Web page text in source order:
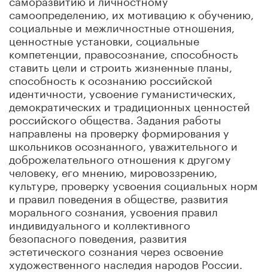
самоопределению, их мотивацию к обучению,
социальные и межличностные отношения,
ценностные установки, социальные
компетенции, правосознание, способность
ставить цели и строить жизненные планы,
способность к осознанию российской
идентичности, усвоение гуманистических,
демократических и традиционных ценностей
российского общества. Задания работы
направлены на проверку формирования у
школьников осознанного, уважительного и
доброжелательного отношения к другому
человеку, его мнению, мировоззрению,
культуре, проверку усвоения социальных норм
и правил поведения в обществе, развития
морального сознания, усвоения правил
индивидуального и коллективного
безопасного поведения, развития
эстетического сознания через освоение
художественного наследия народов России.